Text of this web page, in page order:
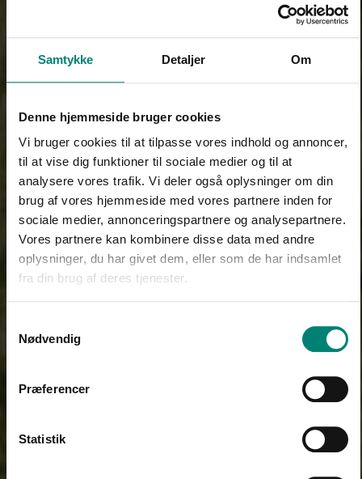
Samtykke Detaljer Om
Denne hjemmeside bruger cookies
Vi bruger cookies til at tilpasse vores indhold og annoncer,
til at vise dig funktioner til sociale medier og til at
analysere vores trafik. Vi deler også oplysninger om din
brug af vores hjemmeside med vores partnere inden for
sociale medier, annonceringspartnere og analysepartnere.
Vores partnere kan kombinere disse data med andre
oplysninger, du har givet dem, eller som de har indsamlet
fra din brug af deres tjenester.
Nødvendig
Præferencer
Statistik